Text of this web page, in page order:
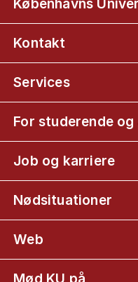
Københavns
Kontakt
Services
For studerende
Job og karriere
Nødsituationer
Web
Mød KU på